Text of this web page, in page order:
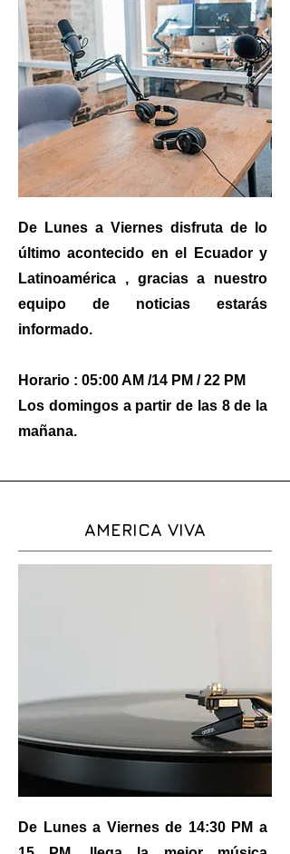
De Lunes a Viernes disfruta de lo
último acontecido en el Ecuador y
Latinoamérica , gracias a nuestro
equipo de noticias estarás
informado.
Horario : 05:00 AM /14 PM / 22 PM
Los domingos a partir de las 8 de la
mañana.
AMERICA VIVA
De Lunes a Viernes de 14:30 PM a